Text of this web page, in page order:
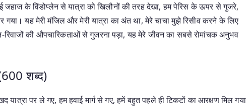
जहाज के विंडोप्लेन से यात्रा को खिलौनों की तरह देखा, हम पेरिस के ऊपर से गुजरे,
गया। यह मेरी मंजिल और मेरी यात्रा का अंत था, मेरे चाचा मुझे रिसीव करने के लिए
की औपचारिकताओं से गुजरना पड़ा, यह मेरे जीवन का सबसे रोमांचक अनुभव
शब्द)
यात्रा पर ले गए, हम हवाई मार्ग से गए, हमें बहुत पहले ही टिकटों का आरक्षण मिल गया